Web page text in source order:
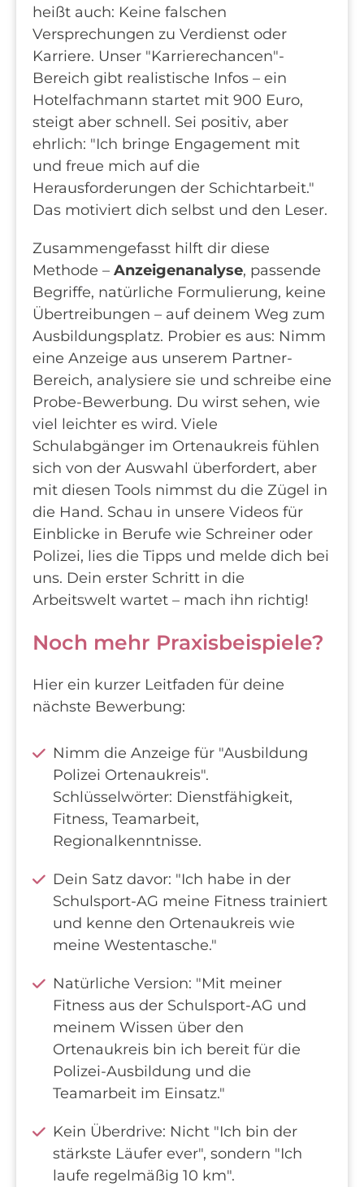
heißt auch: Keine falschen
Versprechungen zu Verdienst oder
Karriere. Unser "Karrierechancen"-
Bereich gibt realistische Infos – ein
Hotelfachmann startet mit 900 Euro,
steigt aber schnell. Sei positiv, aber
ehrlich: "Ich bringe Engagement mit
und freue mich auf die
Herausforderungen der Schichtarbeit."
Das motiviert dich selbst und den Leser.
Zusammengefasst hilft dir diese
Methode – Anzeigenanalyse, passende
Begriffe, natürliche Formulierung, keine
Übertreibungen – auf deinem Weg zum
Ausbildungsplatz. Probier es aus: Nimm
eine Anzeige aus unserem Partner-
Bereich, analysiere sie und schreibe eine
Probe-Bewerbung. Du wirst sehen, wie
viel leichter es wird. Viele
Schulabgänger im Ortenaukreis fühlen
sich von der Auswahl überfordert, aber
mit diesen Tools nimmst du die Zügel in
die Hand. Schau in unsere Videos für
Einblicke in Berufe wie Schreiner oder
Polizei, lies die Tipps und melde dich bei
uns. Dein erster Schritt in die
Arbeitswelt wartet – mach ihn richtig!
Noch mehr Praxisbeispiele?
Hier ein kurzer Leitfaden für deine
nächste Bewerbung:
Nimm die Anzeige für "Ausbildung
Polizei Ortenaukreis".
Schlüsselwörter: Dienstfähigkeit,
Fitness, Teamarbeit,
Regionalkenntnisse.
Dein Satz davor: "Ich habe in der
Schulsport-AG meine Fitness trainiert
und kenne den Ortenaukreis wie
meine Westentasche."
Natürliche Version: "Mit meiner
Fitness aus der Schulsport-AG und
meinem Wissen über den
Ortenaukreis bin ich bereit für die
Polizei-Ausbildung und die
Teamarbeit im Einsatz."
Kein Überdrive: Nicht "Ich bin der
stärkste Läufer ever", sondern "Ich
laufe regelmäßig 10 km".